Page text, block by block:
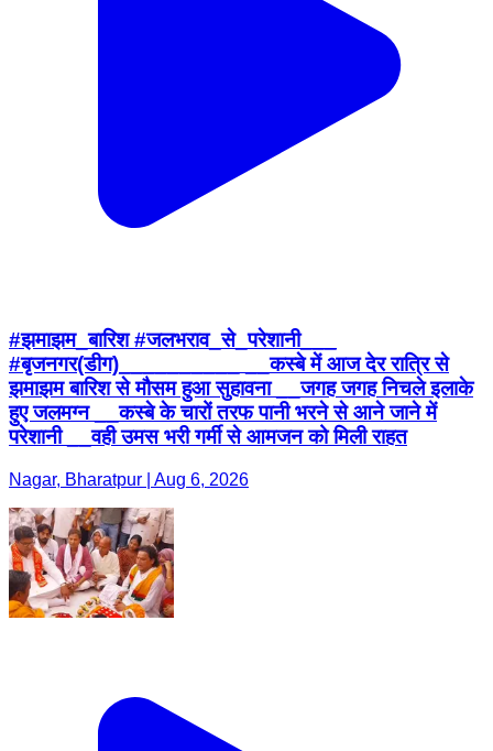
#झमाझम_बारिश #जलभराव_से_परेशानी___
#बृजनगर(डीग)__________ __कस्बे में आज देर रात्रि से
झमाझम बारिश से मौसम हुआ सुहावना __जगह जगह निचले इलाके
हुए जलमग्न __कस्बे के चारों तरफ पानी भरने से आने जाने में
परेशानी __वही उमस भरी गर्मी से आमजन को मिली राहत
Nagar, Bharatpur | Aug 6, 2026